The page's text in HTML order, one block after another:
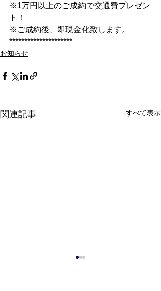
※1万円以上のご成約で交通費プレゼン
ト！
※ご成約後、即現金化致します。
*********************
お知らせ
関連記事 すべて表示